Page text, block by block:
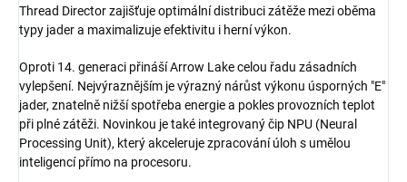
Thread Director zajišťuje optimální distribuci zátěže mezi oběma
typy jader a maximalizuje efektivitu i herní výkon.
Oproti 14. generaci přináší Arrow Lake celou řadu zásadních
vylepšení. Nejvýraznějším je výrazný nárůst výkonu úsporných "E"
jader, znatelně nižší spotřeba energie a pokles provozních teplot
při plné zátěži. Novinkou je také integrovaný čip NPU (Neural
Processing Unit), který akceleruje zpracování úloh s umělou
inteligencí přímo na procesoru.